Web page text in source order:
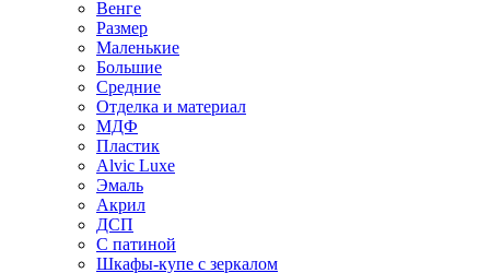
Венге
Размер
Маленькие
Большие
Средние
Отделка и материал
МДФ
Пластик
Alvic Luxe
Эмаль
Акрил
ДСП
С патиной
Шкафы-купе с зеркалом